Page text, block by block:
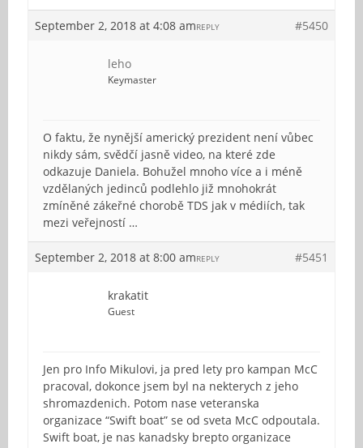
September 2, 2018 at 4:08 am #5450
REPLY
leho
Keymaster
O faktu, že nynější americký prezident není vůbec
nikdy sám, svědčí jasně video, na které zde
odkazuje Daniela. Bohužel mnoho více a i méně
vzdělaných jedinců podlehlo již mnohokrát
zmíněné zákeřné chorobě TDS jak v médiích, tak
mezi veřejností …
September 2, 2018 at 8:00 am #5451
REPLY
krakatit
Guest
Jen pro Info Mikulovi, ja pred lety pro kampan McC
pracoval, dokonce jsem byl na nekterych z jeho
shromazdenich. Potom nase veteranska
organizace “Swift boat” se od sveta McC odpoutala.
Swift boat, je nas kanadsky brepto organizace